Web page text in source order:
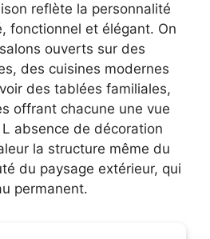
reflète la personnalité
fonctionnel et élégant. On
ouverts sur des
des cuisines modernes
des tablées familiales,
offrant chacune une vue
absence de décoration
la structure même du
du paysage extérieur, qui
permanent.